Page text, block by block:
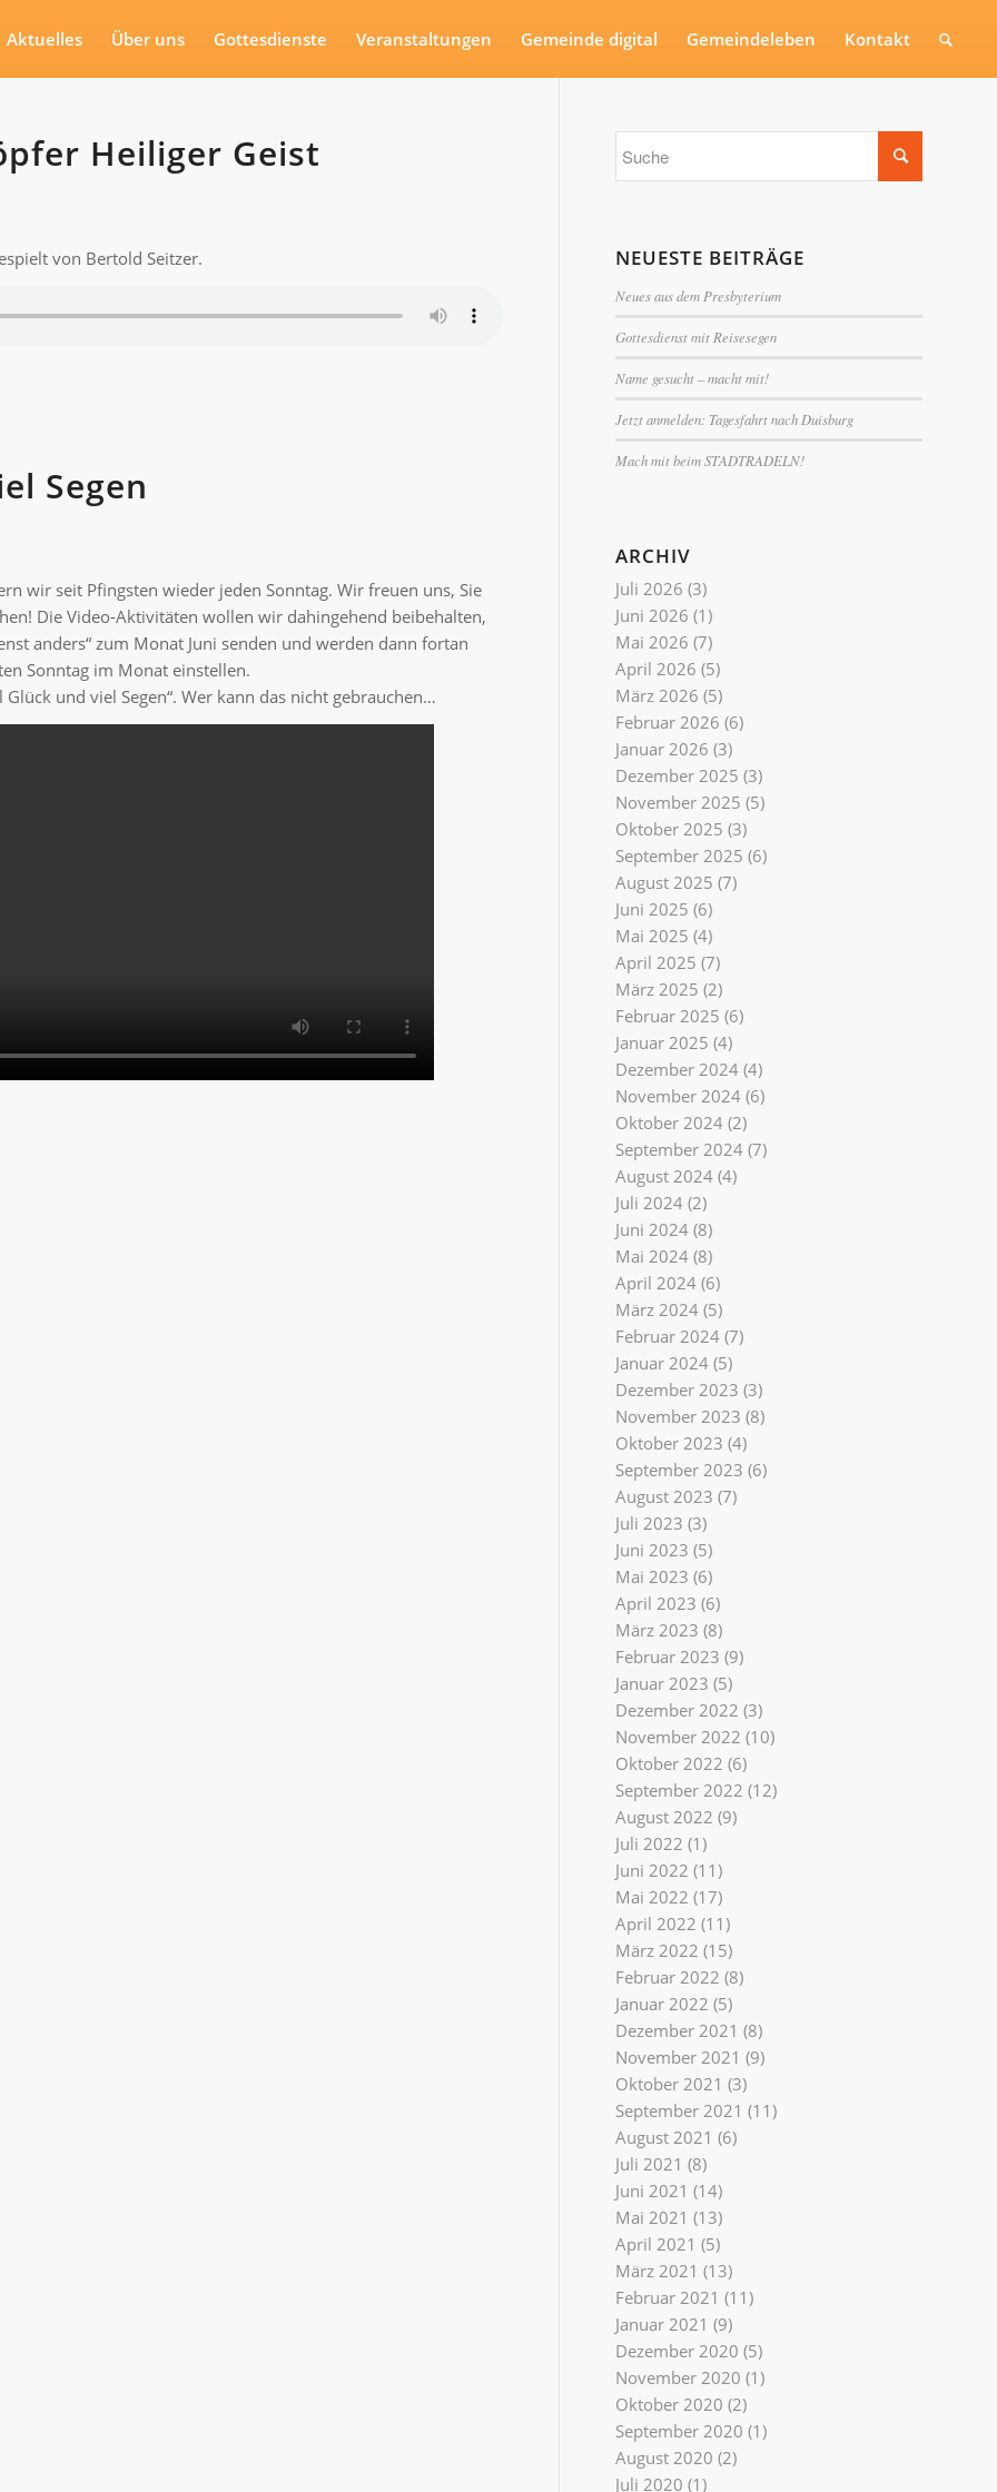
Aktuelles Über uns Gottesdienste Veranstaltungen Gemeinde digital Gemeindeleben Kontakt
Heiliger Geist
von Bertold Seitzer.
Segen
wir seit Pfingsten wieder jeden Sonntag. Wir freuen uns, Sie
Die Video-Aktivitäten wollen wir dahingehend beibehalten,
anders“ zum Monat Juni senden und werden dann fortan
Sonntag im Monat einstellen.
und viel Segen“. Wer kann das nicht gebrauchen…
NEUESTE BEITRÄGE
Neues aus dem Presbyterium
Gottesdienst mit Reisesegen
Name gesucht – macht mit!
Jetzt anmelden: Tagesfahrt nach Duisburg
Mach mit beim STADTRADELN!
ARCHIV
Juli 2026 (3)
Juni 2026 (1)
Mai 2026 (7)
April 2026 (5)
März 2026 (5)
Februar 2026 (6)
Januar 2026 (3)
Dezember 2025 (3)
November 2025 (5)
Oktober 2025 (3)
September 2025 (6)
August 2025 (7)
Juni 2025 (6)
Mai 2025 (4)
April 2025 (7)
März 2025 (2)
Februar 2025 (6)
Januar 2025 (4)
Dezember 2024 (4)
November 2024 (6)
Oktober 2024 (2)
September 2024 (7)
August 2024 (4)
Juli 2024 (2)
Juni 2024 (8)
Mai 2024 (8)
April 2024 (6)
März 2024 (5)
Februar 2024 (7)
Januar 2024 (5)
Dezember 2023 (3)
November 2023 (8)
Oktober 2023 (4)
September 2023 (6)
August 2023 (7)
Juli 2023 (3)
Juni 2023 (5)
Mai 2023 (6)
April 2023 (6)
März 2023 (8)
Februar 2023 (9)
Januar 2023 (5)
Dezember 2022 (3)
November 2022 (10)
Oktober 2022 (6)
September 2022 (12)
August 2022 (9)
Juli 2022 (1)
Juni 2022 (11)
Mai 2022 (17)
April 2022 (11)
März 2022 (15)
Februar 2022 (8)
Januar 2022 (5)
Dezember 2021 (8)
November 2021 (9)
Oktober 2021 (3)
September 2021 (11)
August 2021 (6)
Juli 2021 (8)
Juni 2021 (14)
Mai 2021 (13)
April 2021 (5)
März 2021 (13)
Februar 2021 (11)
Januar 2021 (9)
Dezember 2020 (5)
November 2020 (1)
Oktober 2020 (2)
September 2020 (1)
August 2020 (2)
Juli 2020 (1)